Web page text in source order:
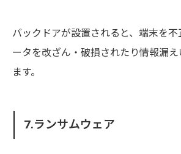
バックドアが設置されると、端末を
ータを改ざん・破損されたり情報漏
ます。
7.ランサムウェア